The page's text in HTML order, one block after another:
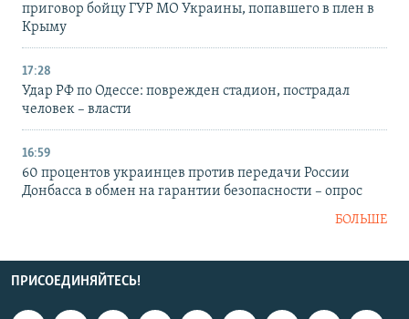
приговор бойцу ГУР МО Украины, попавшего в плен в
Крыму
17:28
Удар РФ по Одессе: поврежден стадион, пострадал
человек – власти
16:59
60 процентов украинцев против передачи России
Донбасса в обмен на гарантии безопасности – опрос
БОЛЬШЕ
ПРИСОЕДИНЯЙТЕСЬ!